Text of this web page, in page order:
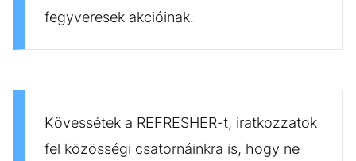
fegyveresek akcióinak.
Kövessétek a REFRESHER-t, iratkozzatok
fel közösségi csatornáinkra is, hogy ne